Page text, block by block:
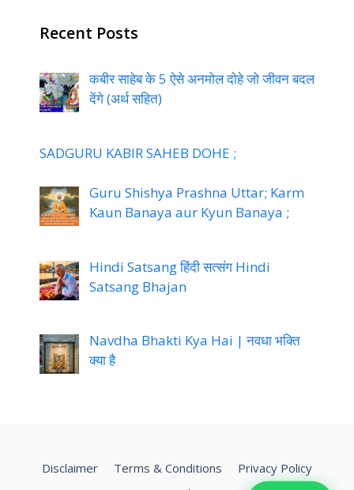
Recent Posts
कबीर साहेब के 5 ऐसे अनमोल दोहे जो जीवन बदल
देंगे (अर्थ सहित)
SADGURU KABIR SAHEB DOHE ;
Guru Shishya Prashna Uttar; Karm
Kaun Banaya aur Kyun Banaya ;
Hindi Satsang हिंदी सत्संग Hindi
Satsang Bhajan
Navdha Bhakti Kya Hai | नवधा भक्ति
क्या है
Disclaimer Terms & Conditions
Privacy Policy